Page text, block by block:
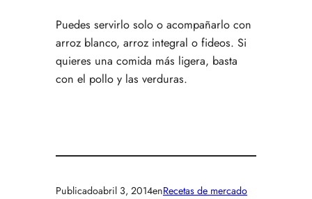
Puedes servirlo solo o acompañarlo con
arroz blanco, arroz integral o fideos. Si
quieres una comida más ligera, basta
con el pollo y las verduras.
Publicadoabril 3, 2014enRecetas de mercado